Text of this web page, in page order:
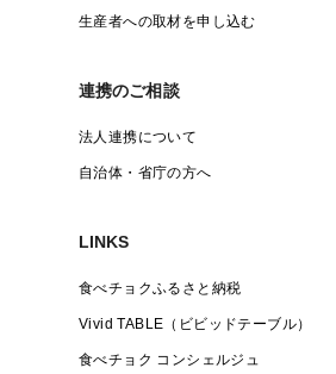
生産者への取材を申し込む
連携のご相談
法人連携について
自治体・省庁の方へ
LINKS
食べチョクふるさと納税
Vivid TABLE（ビビッドテーブル）
食べチョク コンシェルジュ